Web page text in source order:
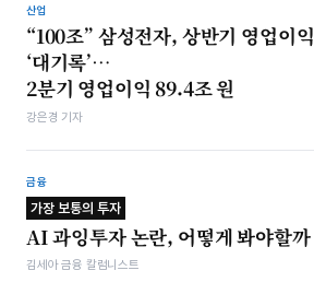
산업
“100조” 삼성전자, 상반기 영업이익
‘대기록’…
2분기 영업이익 89.4조 원
강은경 기자
금융
가장 보통의 투자
AI 과잉투자 논란, 어떻게 봐야할까
김세아 금융 칼럼니스트